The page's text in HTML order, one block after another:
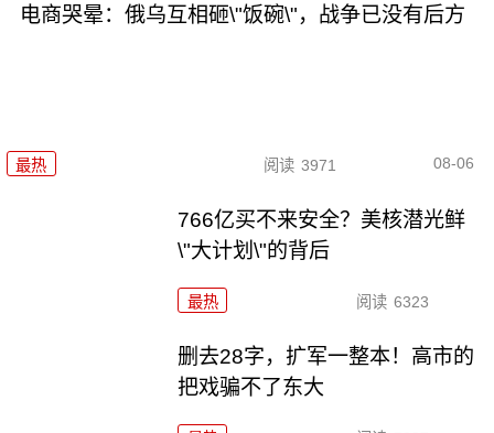
电商哭晕：俄乌互相砸\"饭碗\"，战争已没有后方
最热 阅读 3971 08-06
766亿买不来安全？美核潜光鲜
\"大计划\"的背后
最热 阅读 6323
删去28字，扩军一整本！高市的
把戏骗不了东大